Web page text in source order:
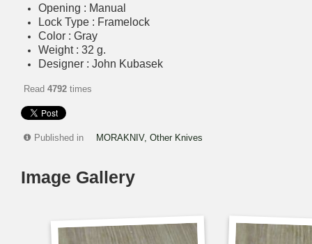
Opening : Manual
Lock Type : Framelock
Color : Gray
Weight : 32 g.
Designer : John Kubasek
Read 4792 times
Published in MORAKNIV, Other Knives
Image Gallery